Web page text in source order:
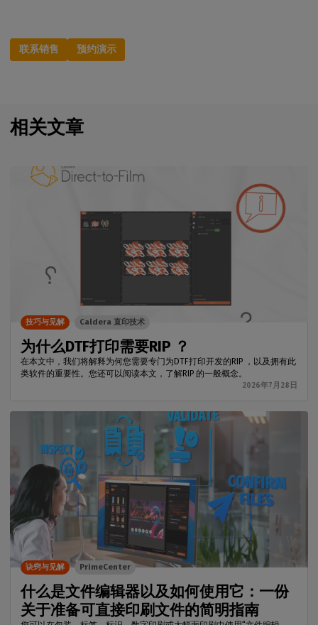
联系销售 预约演示
相关文章
为什么DTF打印需要RIP ？
在本文中，我们将解释为何您需要专门为DTF打印开发的RIP ，以及拥有此
类软件的重要性。您还可以阅读本文，了解RIP 的一般概念。
2026年7月28日
技巧与见解 Caldera 直印技术
什么是文件编辑器以及如何使用它：一份
关于准备可直接印刷文件的简明指南
诀窍与见解 PrimeCenter